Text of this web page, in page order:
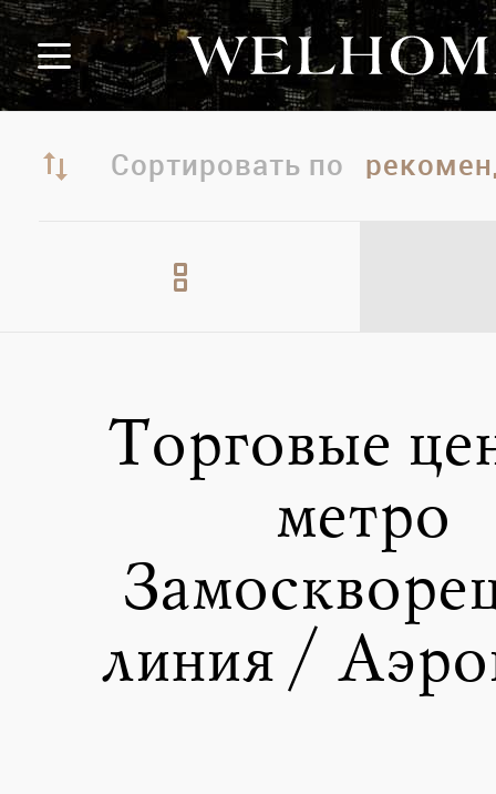
Сортировать по
Торговые
метро
линия /